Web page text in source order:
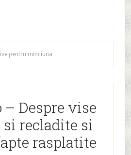
pentru minciuna
– Despre vise
recladite si
rasplatite